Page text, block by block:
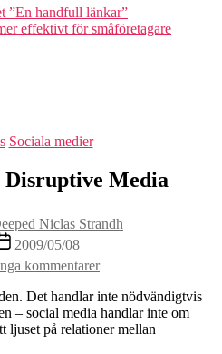
”En handfull länkar”
effektivt för småföretagare
Kategorier
Sociala medier
Disruptive Media
Niclas Strandh
2009/05/08
kommentarertill
Brian
Solis
på
Disruptive
Det handlar inte nödvändigtvis
– social media handlar inte om
ljuset på relationer mellan